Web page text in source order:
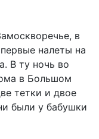
в
налеты на
В ту ночь во
в Большом
тетки и двое
были у бабушки